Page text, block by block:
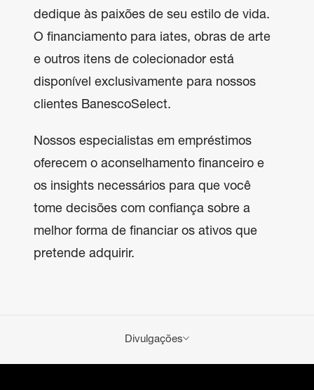
dedique às paixões de seu estilo de vida.
O financiamento para iates, obras de arte
e outros itens de colecionador está
disponível exclusivamente para nossos
clientes BanescoSelect.
Nossos especialistas em empréstimos
oferecem o aconselhamento financeiro e
os insights necessários para que você
tome decisões com confiança sobre a
melhor forma de financiar os ativos que
pretende adquirir.
Divulgações